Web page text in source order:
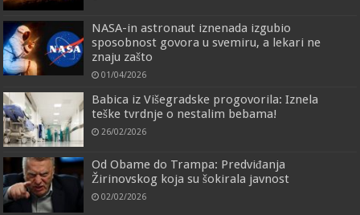
NASA-in astronaut iznenada izgubio
sposobnost govora u svemiru, a lekari ne
znaju zašto
01/04/2026
Babica iz Višegradske progovorila: Iznela
teške tvrdnje o nestalim bebama!
26/02/2026
Od Obame do Trampa: Predviđanja
Žirinovskog koja su šokirala javnost
02/02/2026